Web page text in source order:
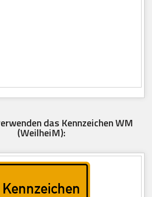
das Kennzeichen WM
(WeilheiM):